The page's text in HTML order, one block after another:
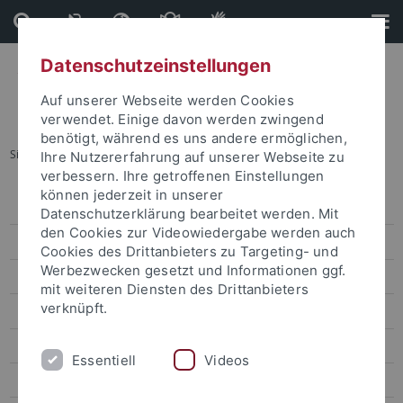
Direkt
zum
Inhalt
Direkt
zur
Fußleiste
Sie sind hier: Startseite ... Archiv
Pressemitteilungen
Archiv
attempto online
Newsletter Uni Tübingen aktuell
Datenschutzeinstellungen
Auf unserer Webseite werden Cookies
verwendet. Einige davon werden zwingend
benötigt, während es uns andere ermöglichen,
Ihre Nutzererfahrung auf unserer Webseite zu
verbessern. Ihre getroffenen Einstellungen
können jederzeit in unserer
Datenschutzerklärung bearbeitet werden. Mit
den Cookies zur Videowiedergabe werden auch
Cookies des Drittanbieters zu Targeting- und
Werbezwecken gesetzt und Informationen ggf.
mit weiteren Diensten des Drittanbieters
verknüpft.
Essentiell Videos